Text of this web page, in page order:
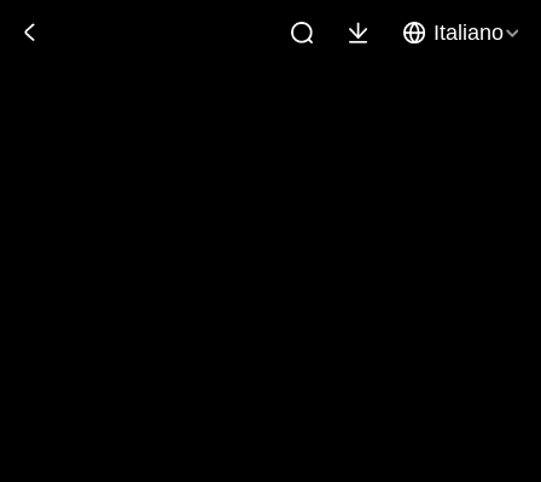
Italiano